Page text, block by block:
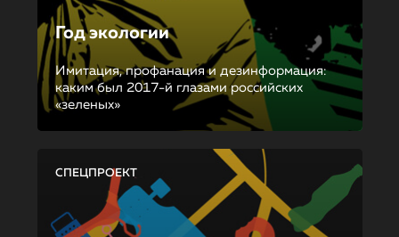
Год экологии
Имитация, профанация и дезинформация:
каким был 2017-й глазами российских
«зеленых»
СПЕЦПРОЕКТ